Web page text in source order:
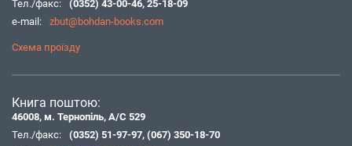
Тел./факс:
(0352) 43-00-46, 25-18-09
e-mail:
zbut@bohdan-books.com
Схема проїзду
Книга поштою:
46008, м. Тернопіль, А/С 529
Тел./факс:
(0352) 51-97-97, (067) 350-18-70